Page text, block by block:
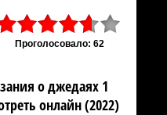
Проголосовало: 62
о джедаях 1
онлайн (2022)